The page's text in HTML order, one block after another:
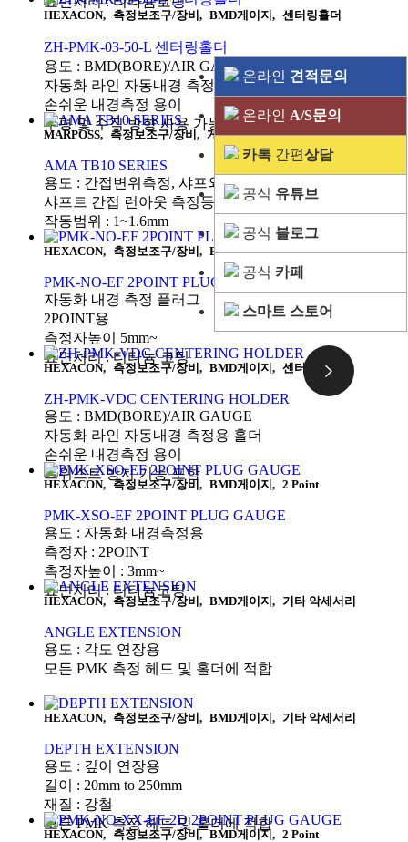
HEXACON, 측정보조구/장비, BMD게이지, 센터링홀더
ZH-PMK-03-50-L 센터링홀더
용도 : BMD(BORE)/AIR GAUGE
자동화 라인 자동내경 측정용 홀더
손쉬운 내경측정 용이
수평 및 수직 방향 사용 가능
MARPOSS, 측정보조구/장비, 게이지 블럭
AMA TB10 SERIES
용도 : 간접변위측정, 샤프외경측정
샤프트 간접 런아웃 측정등
작동범위 : 1~1.6mm
HEXACON, 측정보조구/장비, BMD게이지, 2 Point
PMK-NO-EF 2POINT PLUG GAUGE
자동화 내경 측정 플러그
2POINT용
측정자높이 5mm~
표면처리 : 티타늄 코팅
HEXACON, 측정보조구/장비, BMD게이지, 센터링홀더
ZH-PMK-VDC CENTERING HOLDER
용도 : BMD(BORE)/AIR GAUGE
자동화 라인 자동내경 측정용 홀더
손쉬운 내경측정 용이
트위스트 방지 기능 포함
HEXACON, 측정보조구/장비, BMD게이지, 2 Point
PMK-XSO-EF 2POINT PLUG GAUGE
용도 : 자동화 내경측정용
측정자 : 2POINT
측정자높이 : 3mm~
표면처리 : 티타늄코팅
HEXACON, 측정보조구/장비, BMD게이지, 기타 악세서리
ANGLE EXTENSION
용도 : 각도 연장용
모든 PMK 측정 헤드 및 홀더에 적합
HEXACON, 측정보조구/장비, BMD게이지, 기타 악세서리
DEPTH EXTENSION
용도 : 깊이 연장용
길이 : 20mm to 250mm
재질 : 강철
모든 PMK 측정 헤드 및 홀더에 적합
HEXACON, 측정보조구/장비, BMD게이지, 2 Point
온라인 견적문의
온라인 A/S문의
카톡 간편상담
공식 유튜브
공식 블로그
공식 카페
스마트 스토어